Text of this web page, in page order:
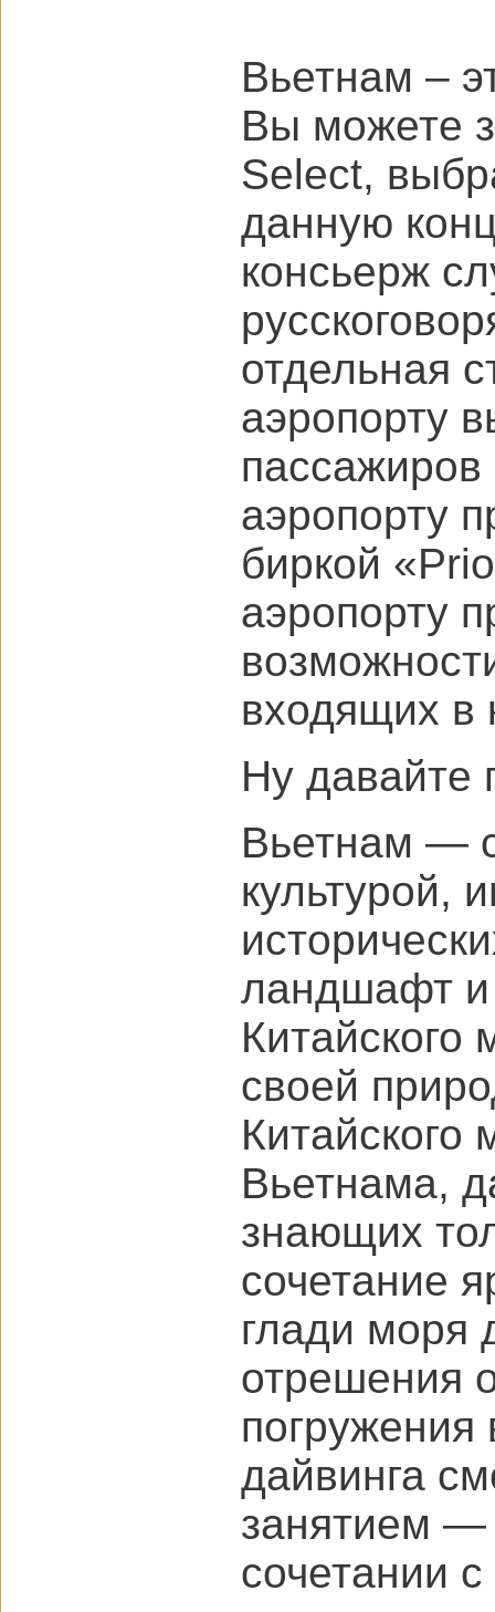
Вьетнам –
Вы можете
Select,
данную
консьерж
отдельная
аэропорту
пассажиров
аэропорту
биркой
аэропорту
входящих в
Ну давайте
Вьетнам —
культурой,
ландшафт и
Китайского
своей
Вьетнама,
знающих
сочетание
глади моря
отрешения
дайвинга
занятием —
сочетании